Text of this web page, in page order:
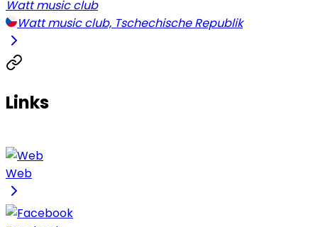
Watt music club
Watt music club, Tschechische Republik
Links
Web